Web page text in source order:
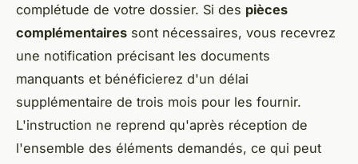
complétude de votre dossier. Si des pièces
complémentaires sont nécessaires, vous recevrez
une notification précisant les documents
manquants et bénéficierez d'un délai
supplémentaire de trois mois pour les fournir.
L'instruction ne reprend qu'après réception de
l'ensemble des éléments demandés, ce qui peut